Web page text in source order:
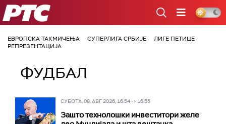
РТС
ЕВРОПСКА ТАКМИЧЕЊА СУПЕРЛИГА СРБИЈЕ
ЛИГЕ ПЕТИЦЕ
РЕПРЕЗЕНТАЦИЈА
ФУДБАЛ
СУБОТА, 08. АВГ 2026, 16:54 -> 16:55
Зашто технолошки инвеститори желе